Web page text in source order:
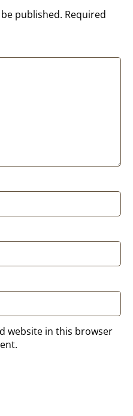
published. Required
website in this browser